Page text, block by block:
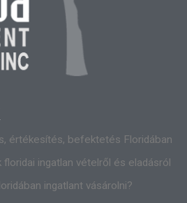
értékesítés, befektetés Floridában
floridai ingatlan vételről és eladásról
ingatlant vásárolni?